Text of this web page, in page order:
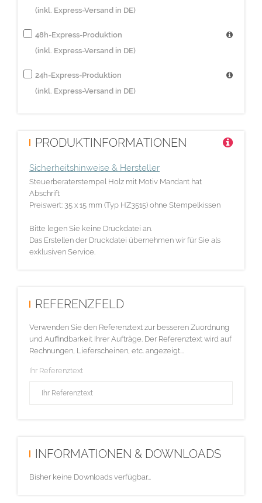
(inkl. Express-Versand in DE)
48h-Express-Produktion
(inkl. Express-Versand in DE)
24h-Express-Produktion
(inkl. Express-Versand in DE)
PRODUKTINFORMATIONEN
Sicherheitshinweise & Hersteller
Steuerberaterstempel Holz mit Motiv Mandant hat
Abschrift
Preiswert: 35 x 15 mm (Typ HZ3515) ohne Stempelkissen
Bitte legen Sie keine Druckdatei an.
Das Erstellen der Druckdatei übernehmen wir für Sie als
exklusiven Service.
REFERENZFELD
Verwenden Sie den Referenztext zur besseren Zuordnung
und Auffindbarkeit Ihrer Aufträge. Der Referenztext wird auf
Rechnungen, Lieferscheinen, etc. angezeigt...
Ihr Referenztext
INFORMATIONEN & DOWNLOADS
Bisher keine Downloads verfügbar...